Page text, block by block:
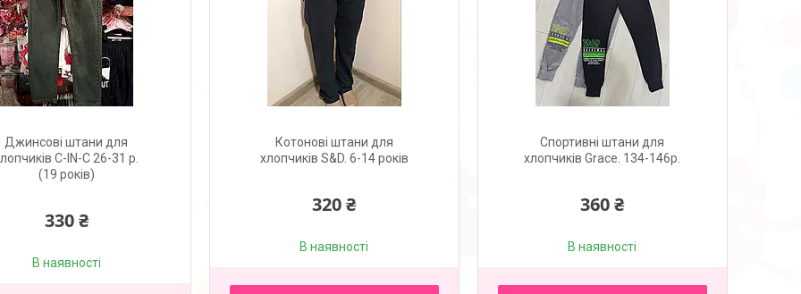
Джинсові штани для
C-IN-C 26-31 р.
(19 років)
330 ₴
В наявності
Котонові штани для
хлопчиків S&D. 6-14 років
320 ₴
В наявності
Спортивні штани для
хлопчиків Grace. 134-146р.
360 ₴
В наявності